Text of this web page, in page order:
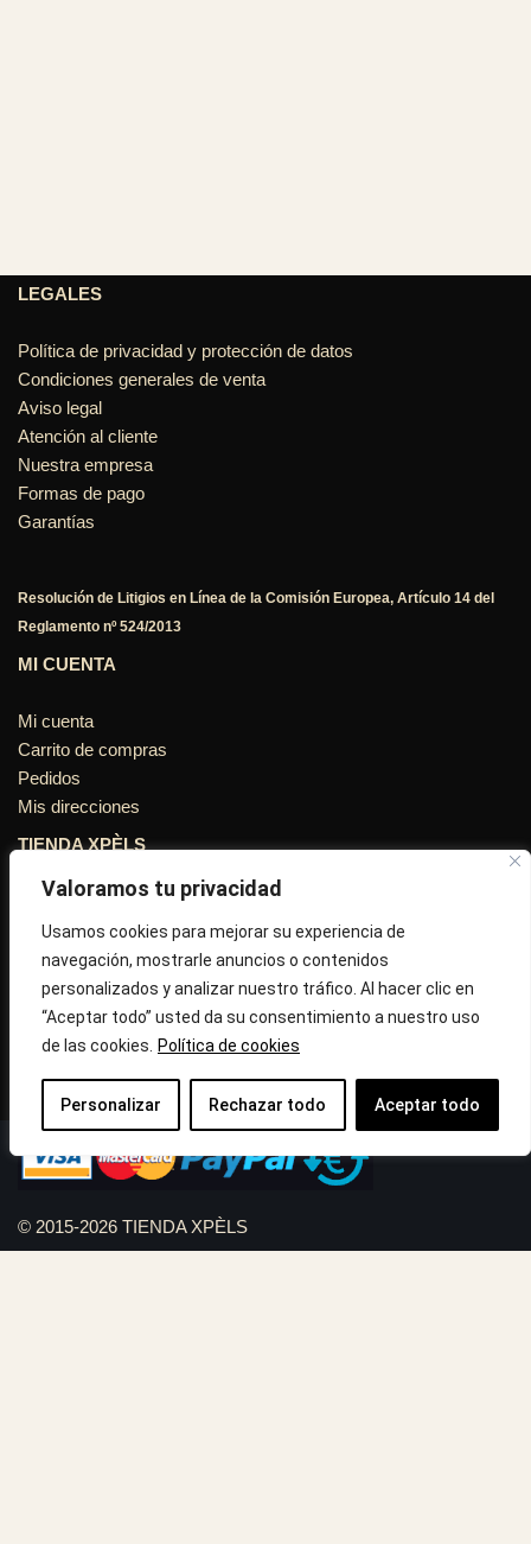
Valoramos tu privacidad
Usamos cookies para mejorar su experiencia de
navegación, mostrarle anuncios o contenidos
personalizados y analizar nuestro tráfico. Al hacer clic en
“Aceptar todo” usted da su consentimiento a nuestro uso
de las cookies.
Política de cookies
Personalizar Rechazar todo Aceptar todo
LEGALES
Política de privacidad y protección de datos
Condiciones generales de venta
Aviso legal
Atención al cliente
Nuestra empresa
Formas de pago
Garantías
Resolución de Litigios en Línea de la Comisión Europea, Artículo 14 del
Reglamento nº 524/2013
MI CUENTA
Mi cuenta
Carrito de compras
Pedidos
Mis direcciones
TIENDA XPÈLS
Avinguda Molins de Rei Nº 3
08755, Barcelona, Cataluña, España
Horario: Lun-Vie 09:30h a 13:30h y 16:45h a 20:00h - Sab
10:30h a 14:.00h
Correo:info@tiendaxpels.com
© 2015-2026 TIENDA XPÈLS